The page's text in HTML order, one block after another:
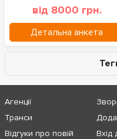
від 8000 грн.
Детальна анкета
Агенції
Транси
Відгуки про повій
Вхід